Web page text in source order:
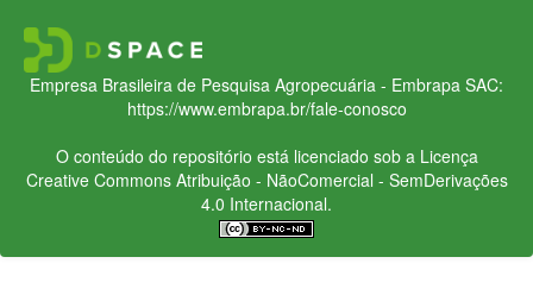
Empresa Brasileira de Pesquisa Agropecuária - Embrapa SAC:
https://www.embrapa.br/fale-conosco
O conteúdo do repositório está licenciado sob a Licença
Creative CommonsAtribuição - NãoComercial - SemDerivações
4.0 Internacional.